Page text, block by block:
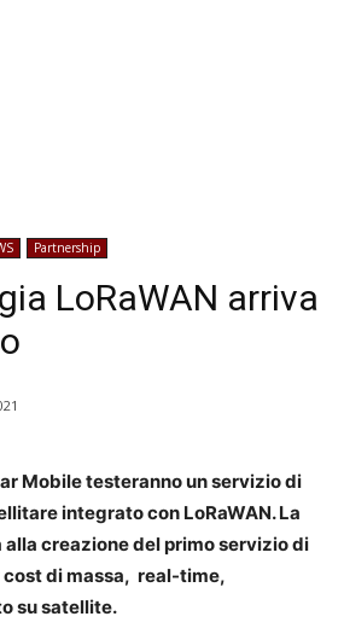
Partnership
LoRaWAN arriva
Mobile testeranno un servizio di
integrato con LoRaWAN. La
creazione del primo servizio di
di massa, real-time,
su satellite.